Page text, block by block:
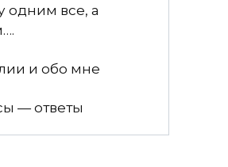
одним все, а
и обо мне
— ответы